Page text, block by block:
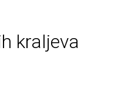
kraljeva